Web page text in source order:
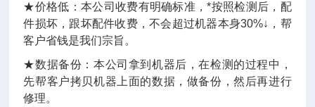
★价格低：本公司收费有明确标准，*按照检测后，配
件损坏，跟坏配件收费，不会超过机器本身30%↓，帮
客户省钱是我们宗旨。
★数据备份：本公司拿到机器后，在检测的过程中，
先帮客户拷贝机器上面的数据，做备份，然后再进行
修理。